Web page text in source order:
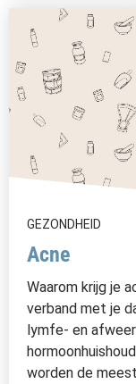
GEZONDHEID
Acne
Waarom krijg je
verband met je
lymfe- en
worden de